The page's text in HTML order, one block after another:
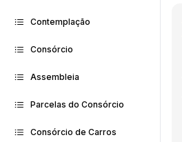
Contemplação
Consórcio
Assembleia
Parcelas do Consórcio
Consórcio de Carros